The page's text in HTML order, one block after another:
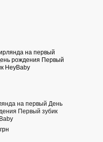
на первый День
Первый зубик